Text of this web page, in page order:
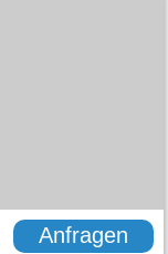
Anfragen